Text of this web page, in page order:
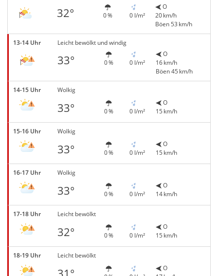
32° 0 % 0 l/m²
O
20 km/h
Böen 53 km/h
13-14 Uhr Leicht bewölkt und windig
33° 0 % 0 l/m²
O
16 km/h
Böen 45 km/h
14-15 Uhr Wolkig
33° 0 % 0 l/m²
O
15 km/h
15-16 Uhr Wolkig
33° 0 % 0 l/m²
O
15 km/h
16-17 Uhr Wolkig
33° 0 % 0 l/m²
O
14 km/h
17-18 Uhr Leicht bewölkt
32° 0 % 0 l/m²
O
15 km/h
18-19 Uhr Leicht bewölkt
O